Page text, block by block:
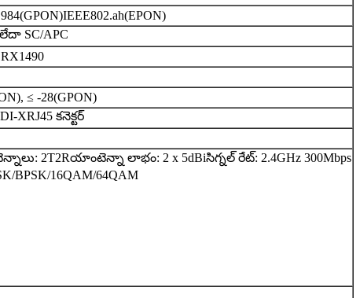
IEEE802.ah(EPON)
లేదా SC/APC
≤ -28(GPON)
XRJ45 కనెక్టర్
2T2Rయాంటెన్నా లాభం: 2 x 5dBiసిగ్నల్ రేట్: 2.4GHz 300Mbps
BPSK/16QAM/64QAM